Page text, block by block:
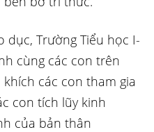
dục, Trường Tiểu học I-
cùng các con trên
các con tham gia
con tích lũy kinh
của bản thân